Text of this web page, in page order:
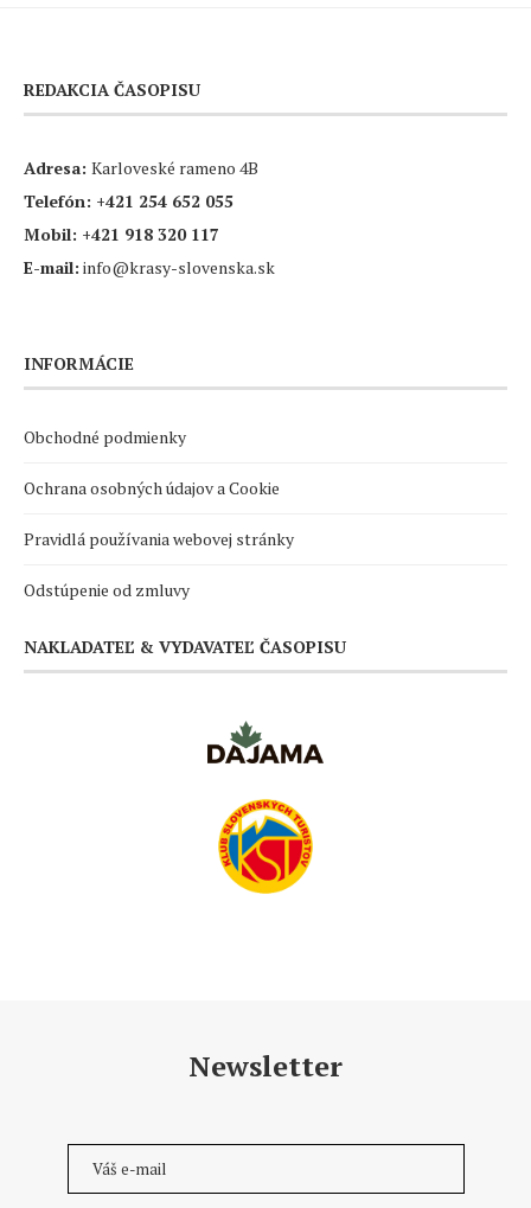
REDAKCIA ČASOPISU
Adresa: Karloveské rameno 4B
Telefón: +421 254 652 055
Mobil: +421 918 320 117
E-mail: info@krasy-slovenska.sk
INFORMÁCIE
Obchodné podmienky
Ochrana osobných údajov a Cookie
Pravidlá používania webovej stránky
Odstúpenie od zmluvy
NAKLADATEĽ & VYDAVATEĽ ČASOPISU
Newsletter